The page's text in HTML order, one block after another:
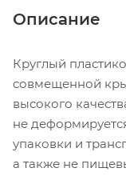
Описание
Круглый
совмещенной
высокого
не
упаковки и
а также не